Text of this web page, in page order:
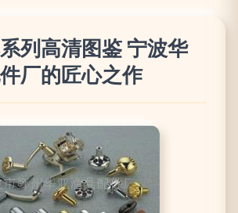
列高清图鉴 宁波华
厂的匠心之作